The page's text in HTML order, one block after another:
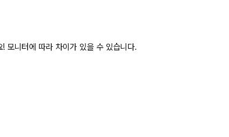
모니터에 따라 차이가 있을 수 있습니다.